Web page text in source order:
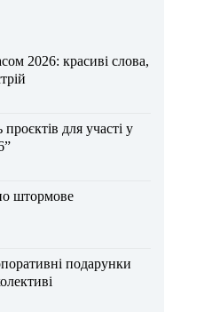
2026: красиві слова,
для участі у
штормове
подарунки